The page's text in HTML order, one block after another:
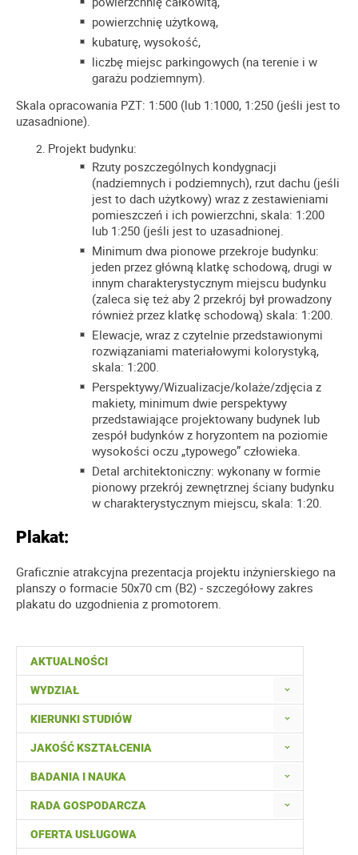
AKTUALNOŚCI
WYDZIAŁ
KIERUNKI STUDIÓW
JAKOŚĆ KSZTAŁCENIA
BADANIA I NAUKA
RADA GOSPODARCZA
OFERTA USŁUGOWA
powierzchnię użytkową,
kubaturę, wysokość,
liczbę miejsc parkingowych (na terenie i w
garażu podziemnym).
Skala opracowania PZT: 1:500 (lub 1:1000, 1:250 (jeśli jest to
uzasadnione).
Projekt budynku:
Rzuty poszczególnych kondygnacji
(nadziemnych i podziemnych), rzut dachu (jeśli
jest to dach użytkowy) wraz z zestawieniami
pomieszczeń i ich powierzchni, skala: 1:200
lub 1:250 (jeśli jest to uzasadnionej.
Minimum dwa pionowe przekroje budynku:
jeden przez główną klatkę schodową, drugi w
innym charakterystycznym miejscu budynku
(zaleca się też aby 2 przekrój był prowadzony
również przez klatkę schodową) skala: 1:200.
Elewacje, wraz z czytelnie przedstawionymi
rozwiązaniami materiałowymi kolorystyką,
skala: 1:200.
Perspektywy/Wizualizacje/kolaże/zdjęcia z
makiety, minimum dwie perspektywy
przedstawiające projektowany budynek lub
zespół budynków z horyzontem na poziomie
wysokości oczu „typowego” człowieka.
Detal architektoniczny: wykonany w formie
pionowy przekrój zewnętrznej ściany budynku
w charakterystycznym miejscu, skala: 1:20.
Plakat:
Graficznie atrakcyjna prezentacja projektu inżynierskiego na
planszy o formacie 50x70 cm (B2) - szczegółowy zakres
plakatu do uzgodnienia z promotorem.